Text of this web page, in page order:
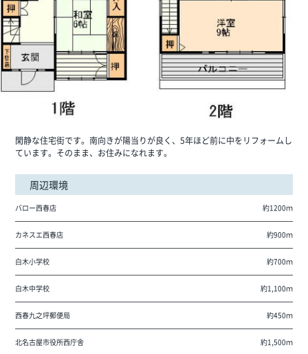
閑静な住宅街です。南向きが陽当りが良く、5年ほど前に中をリフォームし
ています。そのまま、お住みになれます。
周辺環境
バロー西春店 約1200ｍ
カネスエ西春店 約900ｍ
白木小学校 約700ｍ
白木中学校 約1,100ｍ
西春九之坪郵便局 約450ｍ
北名古屋市役所西庁舎 約1,500ｍ